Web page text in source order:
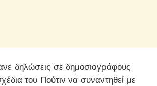
δηλώσεις σε δημοσιογράφους
του Πούτιν να συναντηθεί με